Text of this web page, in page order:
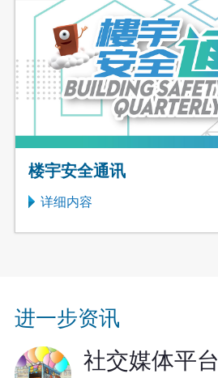
楼宇安全通讯
详细内容
进一步资讯
社交媒体平台